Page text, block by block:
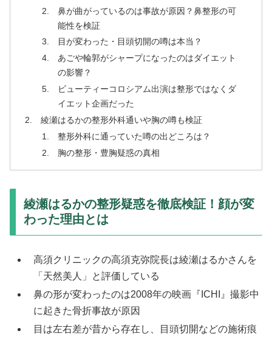
鼻が曲がっているのは事故が原因？鼻整形の可
能性を検証
目が変わった・目頭切開の噂は本当？
あごや輪郭がシャープになったのはダイエット
の影響？
ビューティーコロシアム出演は整形ではなくダ
イエット企画だった
綾瀬はるかの整形外科通いや胸の噂も検証
整形外科に通っていた噂の出どころは？
胸の整形・豊胸疑惑の真相
綾瀬はるかの整形疑惑を徹底検証！顔が変
わった理由とは
高須クリニックの高須克弥院長は綾瀬はるかさんを
「天然美人」と評価している
鼻の形が変わったのは2008年の映画『ICHI』撮影中
に起きた骨折事故が原因
目は左右差が昔から存在し、目頭切開などの施術痕